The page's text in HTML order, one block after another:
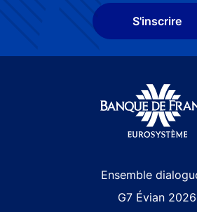
S'inscrire
Ensemble
G7 Évian 2026